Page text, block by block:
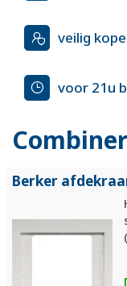
veilig
voor 21u
Berker